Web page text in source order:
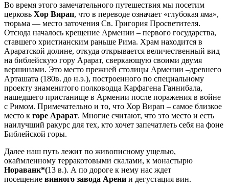
Во время этого замечательного путешествия мы посетим
церковь Хор Вирап, что в переводе означает «глубокая яма»,
тюрьма — место заточения Св. Григория Просветителя.
Отсюда началось крещение Армении – первого государства,
ставшего христианским раньше Рима. Храм находится в
Араратской долине, откуда открывается величественный вид
на библейскую гору Арарат, сверкающую своими двумя
вершинами. Это место прежней столицы Армении –древнего
Арташата (180в. до н.э.), построенного по специальному
проекту знаменитого полководца Карфагена Ганнибала,
нашедшего пристанище в Армении после поражения в войне
с Римом. Примечательно и то, что Хор Вирап – самое близкое
место к горе Арарат. Многие считают, что это место и есть
наилучший ракурс для тех, кто хочет запечатлеть себя на фоне
Библейской горы.
Далее наш путь лежит по живописному ущелью,
окаймленному терракотовыми скалами, к монастырю
Нораванк*(13 в.). А по дороге к нему нас ждет
посещение винного завода Арени и дегустация вин.